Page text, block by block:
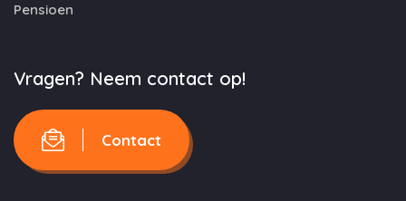
Pensioen
Vragen? Neem contact op!
Contact